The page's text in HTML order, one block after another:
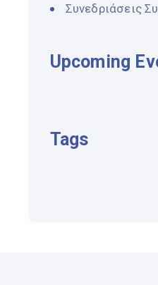
Συνεδριάσεις
Upcoming
Tags